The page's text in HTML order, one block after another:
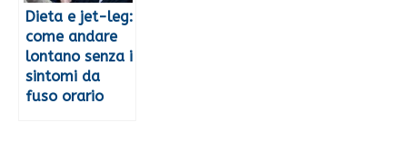
Dieta e jet-leg:
come andare
lontano senza i
sintomi da
fuso orario